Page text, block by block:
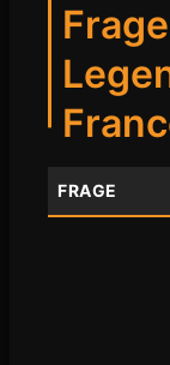
FRAGE